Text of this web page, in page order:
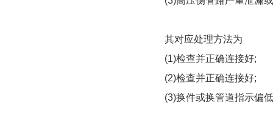
其对应处理方法为
(1)检查并正确连接好;
(2)检查并正确连接好;
(3)换件或换管道指示偏